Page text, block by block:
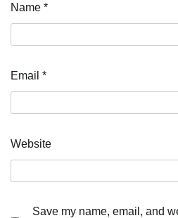
Name *
Email *
Website
Save my name, email, and